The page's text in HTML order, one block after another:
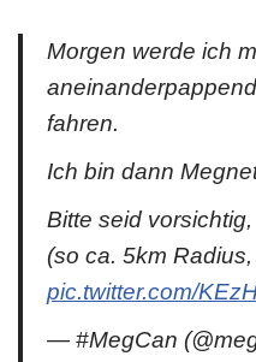
Morgen werde ich
fahren.
Ich bin dann
Bitte seid
(so ca. 5km
pic.twitter.com/
— #MegCan